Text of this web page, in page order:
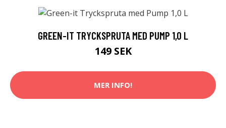
GREEN-IT TRYCKSPRUTA MED PUMP 1,0 L
149 SEK
MER INFO!